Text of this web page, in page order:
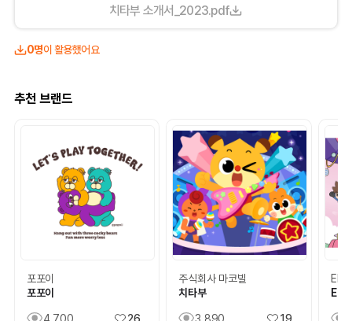
치타부 소개서_2023.pdf
0명이 활용했어요
추천 브랜드
포포이
포포이
주식회사 마코빌
치타부
EBS